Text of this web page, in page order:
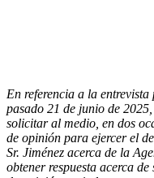
En referencia a la
pasado 21 de junio de
solicitar al medio, en dos
de opinión para ejercer el
Sr. Jiménez acerca de la
obtener respuesta acerca